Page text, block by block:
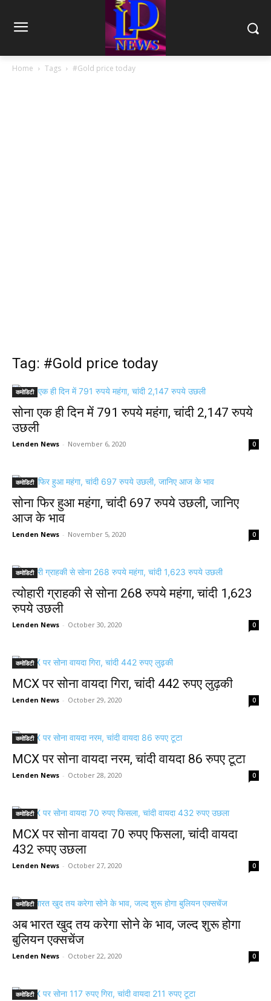
Home Tags #Gold price today
Tag: #Gold price today
कमोडिटी
सोना एक ही दिन में 791 रुपये महंगा, चांदी 2,147 रुपये
उछली
Lenden News - November 6, 2020 0
कमोडिटी
सोना फिर हुआ महंगा, चांदी 697 रुपये उछली, जानिए
आज के भाव
Lenden News - November 5, 2020 0
कमोडिटी
त्योहारी ग्राहकी से सोना 268 रुपये महंगा, चांदी 1,623
रुपये उछली
Lenden News - October 30, 2020 0
कमोडिटी
MCX पर सोना वायदा गिरा, चांदी 442 रुपए लुढ़की
Lenden News - October 29, 2020 0
कमोडिटी
MCX पर सोना वायदा नरम, चांदी वायदा 86 रुपए टूटा
Lenden News - October 28, 2020 0
कमोडिटी
MCX पर सोना वायदा 70 रुपए फिसला, चांदी वायदा
432 रुपए उछला
Lenden News - October 27, 2020 0
कमोडिटी
अब भारत खुद तय करेगा सोने के भाव, जल्द शुरू होगा
बुलियन एक्सचेंज
Lenden News - October 22, 2020 0
कमोडिटी